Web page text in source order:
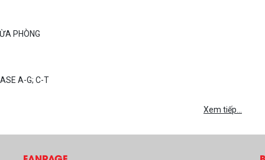
PHÒNG
A-G; C-T
Xem tiếp...